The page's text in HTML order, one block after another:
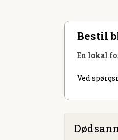
Bestil
En lokal
Ved